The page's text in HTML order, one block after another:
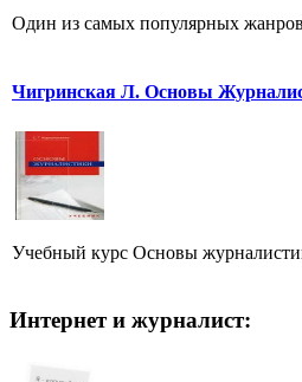
Один из самых популярных жанров
Чигринская Л. Основы
Учебный курс Основы
Интернет и журналист: